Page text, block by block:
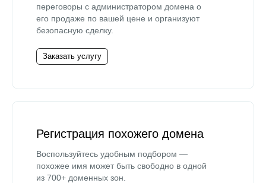
переговоры с администратором домена о
его продаже по вашей цене и организуют
безопасную сделку.
Заказать услугу
Регистрация похожего домена
Воспользуйтесь удобным подбором —
похожее имя может быть свободно в одной
из 700+ доменных зон.